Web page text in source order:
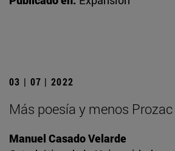
03 | 07 | 2022
Más poesía y menos Prozac
Manuel Casado Velarde